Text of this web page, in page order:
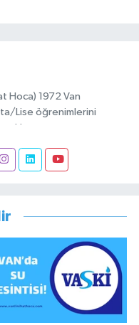
Hoca) 1972 Van
Lise öğrenimlerini
Hacettepe mezunu
olarak yaptığı vatani
Hizmetler İl
edip sosyal medyayı